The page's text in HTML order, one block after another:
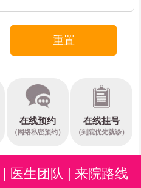
重置
在线预约
（网络私密预约）
在线挂号
（到院优先就诊）
| 医生团队 | 来院路线